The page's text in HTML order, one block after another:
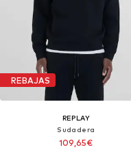
REBAJAS
REPLAY
Sudadera
109,65€